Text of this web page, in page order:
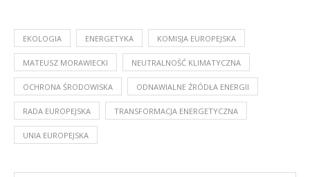
EKOLOGIA ENERGETYKA KOMISJA EUROPEJSKA
MATEUSZ MORAWIECKI NEUTRALNOŚĆ KLIMATYCZNA
OCHRONA ŚRODOWISKA ODNAWIALNE ŹRÓDŁA ENERGII
RADA EUROPEJSKA TRANSFORMACJA ENERGETYCZNA
UNIA EUROPEJSKA